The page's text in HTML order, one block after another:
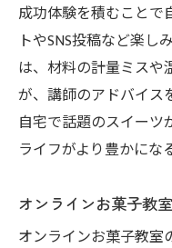
成功体験を積むことで
トやSNS投稿など楽し
は、材料の計量ミスや
が、講師のアドバイス
自宅で話題のスイー
ライフがより豊かにな
オンラインお菓子教
オンラインお菓子教室